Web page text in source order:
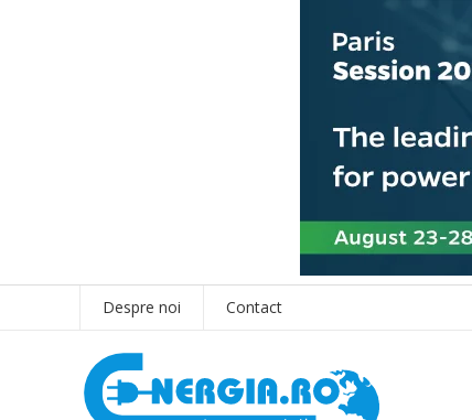
Despre noi Contact